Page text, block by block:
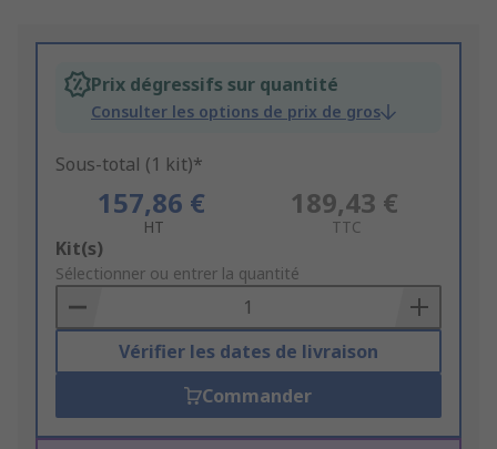
Prix dégressifs sur quantité
Consulter les options de prix de gros
Sous-total (1 kit)*
157,86 €
HT
189,43 €
TTC
Add
to
Basket
Kit(s)
Sélectionner ou entrer la quantité
Vérifier les dates de livraison
Commander